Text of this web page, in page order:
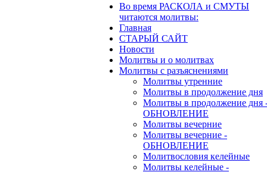
Во время РАСКОЛА и СМУТЫ
читаются молитвы:
Главная
СТАРЫЙ САЙТ
Новости
Молитвы и о молитвах
Молитвы с разъяснениями
Молитвы утренние
Молитвы в продолжение дня
Молитвы в продолжение дня
ОБНОВЛЕНИЕ
Молитвы вечерние
Молитвы вечерние -
ОБНОВЛЕНИЕ
Молитвословия келейные
Молитвы келейные -